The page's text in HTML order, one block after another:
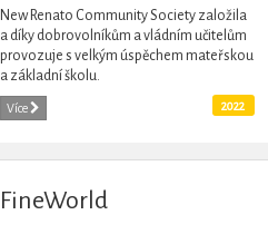
New Renato Community Society založila
a díky dobrovolníkům a vládním učitelům
provozuje s velkým úspěchem mateřskou
a základní školu.
Více 2022
FineWorld